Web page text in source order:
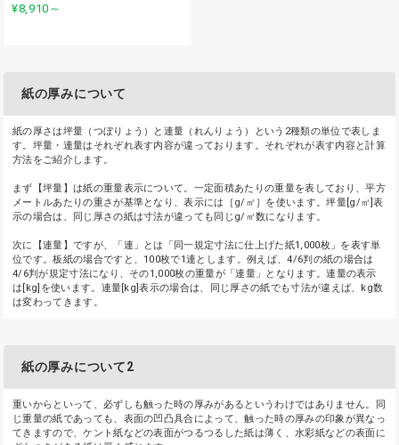
¥8,910 ～
紙の厚みについて
紙の厚さは坪量（つぼりょう）と連量（れんりょう）という2種類の単位で表しま
す。坪量・連量はそれぞれ表す内容が違っております。それぞれが表す内容と計算
方法をご紹介します。
まず【坪量】は紙の重量表示について。一定面積あたりの重量を表しており、平方
メートルあたりの重さが基準となり、表示には［g/㎡］を使います。坪量[g/㎡]表
示の場合は、同じ厚さの紙は寸法が違っても同じg/㎡数になります。
次に【連量】ですが、「連」とは「同一規定寸法に仕上げた紙1,000枚」を表す単
位です。板紙の場合ですと、100枚で1連とします。例えば、4/6判の紙の場合は
4/6判が規定寸法になり、その1,000枚の重量が「連量」となります。連量の表示
は[kg]を使います。連量[kg]表示の場合は、同じ厚さの紙でも寸法が違えば、kg数
は変わってきます。
紙の厚みについて2
重いからといって、必ずしも触った時の厚みがあるというわけではありません。同
じ重量の紙であっても、表面の凹凸具合によって、触った時の厚みの印象が異なっ
てきますので、ケント紙などの表面がつるつるした紙は薄く、水彩紙などの表面に